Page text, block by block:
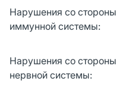
Нарушения со стороны
иммунной системы:
Нарушения со стороны
нервной системы: